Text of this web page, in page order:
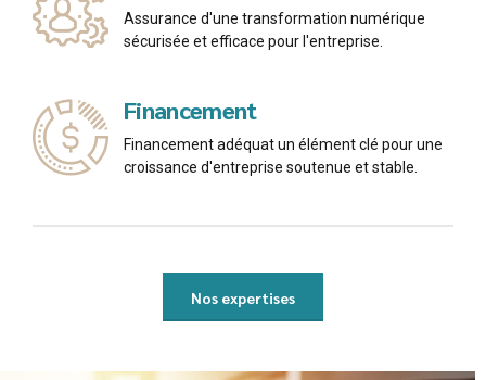
Assurance d'une transformation numérique
sécurisée et efficace pour l'entreprise.
Financement
Financement adéquat un élément clé pour une
croissance d'entreprise soutenue et stable.
Nos expertises